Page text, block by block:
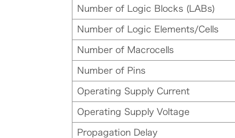
Number of Logic Blocks (LABs)
Number of Logic Elements/Cells
Number of Macrocells
Number of Pins
Operating Supply Current
Operating Supply Voltage
Propagation Delay